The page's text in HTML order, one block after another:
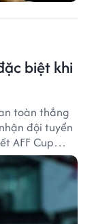
biệt khi
toàn thắng
đội tuyển
AFF Cup